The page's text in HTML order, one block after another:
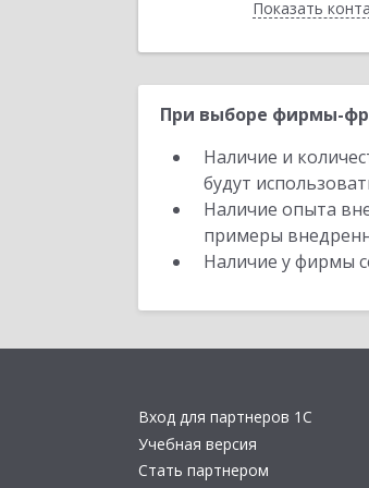
ПоказатьНазад
При выборе фирмы-
Наличие и
будут
Наличие опыта
примеры
Наличие у фирмы
Вход для партнеров 1С
Учебная версия
Стать партнером